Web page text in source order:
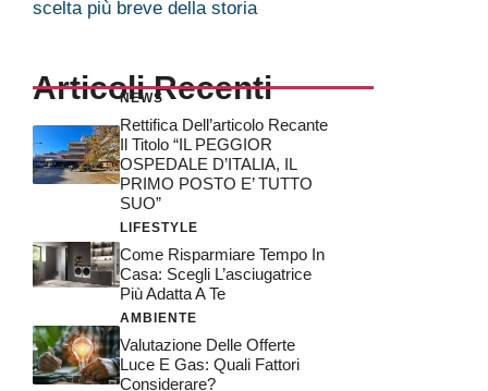
scelta più breve della storia
Articoli Recenti
NEWS
Rettifica Dell’articolo Recante
Il Titolo “IL PEGGIOR
OSPEDALE D’ITALIA, IL
PRIMO POSTO E’ TUTTO
SUO”
LIFESTYLE
Come Risparmiare Tempo In
Casa: Scegli L’asciugatrice
Più Adatta A Te
AMBIENTE
Valutazione Delle Offerte
Luce E Gas: Quali Fattori
Considerare?